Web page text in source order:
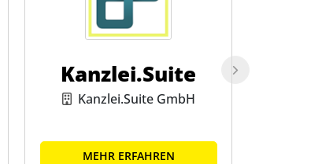
Kanzlei.Suite
Kanzlei.Suite GmbH
MEHR ERFAHREN